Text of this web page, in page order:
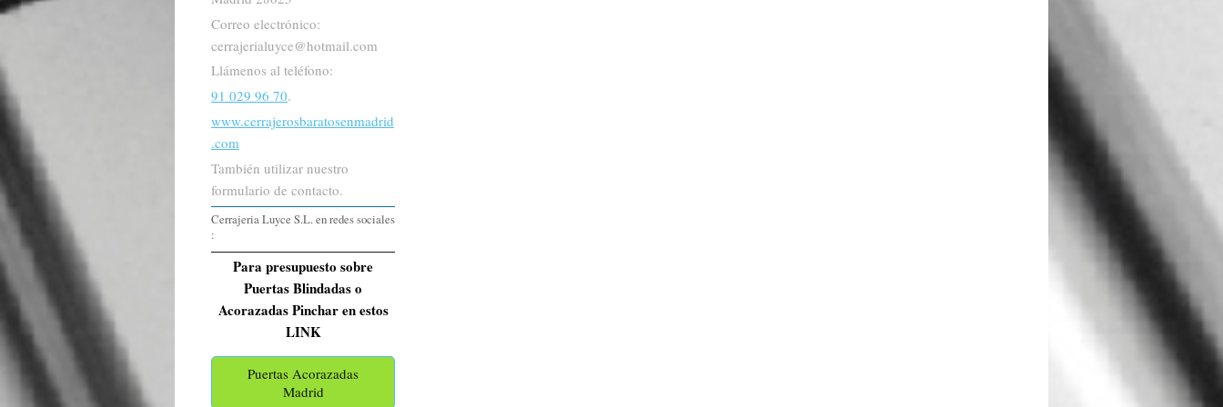
Correo electrónico:
cerrajerialuyce@hotmail.com
Llámenos al teléfono:
91 029 96 70.
www.cerrajerosbaratosenmadrid
.com
También utilizar nuestro
formulario de contacto.
Cerrajeria Luyce S.L. en redes sociales
:
Para presupuesto sobre
Puertas Blindadas o
Acorazadas Pinchar en estos
LINK
Puertas Acorazadas
Madrid